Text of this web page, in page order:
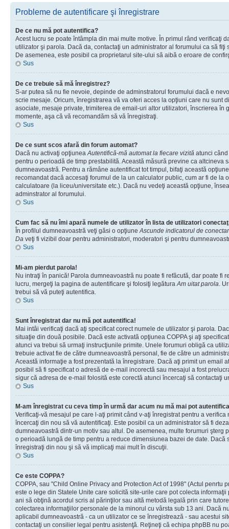
Probleme de autentificare şi înregistrare
De ce nu mă pot autentifica?
Acest lucru se poate întâmpla din mai multe motive. În primul rând verificaţi
utilizator şi parola. Dacă da, contactaţi un administrator al forumului ca să fiţi
De asemenea, este posibil ca proprietarul site-ului să aibă o eroare de
Sus
De ce trebuie să mă înregistrez?
S-ar putea să nu fie nevoie, depinde de adminstratorul forumului dacă e
scrie mesaje. Oricum, înregistrarea vă va oferi acces la opţiuni care nu sunt
asociate, mesaje private, trimiterea de email-uri altor utilizatori, înscrierea în
momente, aşa că vă recomandăm să vă înregistraţi.
Sus
De ce sunt scos afară din forum automat?
Dacă nu activaţi opţiuneaAutentifică-mă automat la fiecare vizită atunci
pentru o perioadă de timp prestabilită. Această măsură previne ca altcineva
dumneavoastră. Pentru a rămâne autentificat tot timpul, bifaţi această
recomandat dacă accesaţi forumul de la un calculator public, cum ar fi de la
calculatoare (la liceu/universitate etc.). Dacă nu vedeţi această opţiune,
adminstrator al forumului.
Sus
Cum fac să nu îmi apară numele de utilizator în lista de utilizatori
În profilul dumneavoastră veţi găsi o opţiuneAscunde indicatorul de
Da veţi fi vizibil doar pentru administratori, moderatori şi pentru
Sus
Mi-am pierdut parola!
Nu intraţi în panică! Parola dumneavoastră nu poate fi refăcută, dar poate fi
lucru, mergeţi la pagina de autentificare şi folosiţi legăturaAm uitat parola.
trebui să vă puteţi autentifica.
Sus
Sunt înregistrat dar nu mă pot autentifica!
Mai intâi verificaţi dacă aţi specificat corect numele de utilizator şi parola.
situaţie din două posibile. Dacă este activată opţiunea COPPA şi aţi
atunci va trebui să urmaţi instrucţiunile primite. Unele forumuri obligă ca
trebuie activat fie de către dumneavoastră personal, fie de către un
Această informaţie a fost prezentată la înregistrare. Dacă aţi primit un email
posibil să fi specificat o adresă de e-mail incorectă sau mesajul a fost
sigur că adresa de e-mail folosită este corectă atunci încercaţi să contactaţi
Sus
M-am înregistrat cu ceva timp în urmă dar acum nu mă mai pot
Verificaţi-vă mesajul pe care l-aţi primit când v-aţi înregistrat pentru a
încercaţi din nou să vă autentificaţi. Este posibil ca un administrator să fi
dumneavoastră dintr-un motiv sau altul. De asemenea, multe forumuri şterg
o perioadă lungă de timp pentru a reduce dimensiunea bazei de date. Dacă
înregistraţi din nou şi să vă implicaţi mai mult în discuţii.
Sus
Ce este COPPA?
COPPA, sau "Child Online Privacy and Protection Act of 1998" (Actul penrtu
este o lege din Statele Unite care solicită site-urile care pot colecta
ani să obţină acordul scris al părinţilor sau altă metodă legală prin care
colectarea informaţiilor personale de la minorul cu vârsta sub 13 ani. Dacă
aplicabil dumneavoastră - ca un utilizator ce se înregistrează - sau acestui
contactaţi un consilier legal pentru asistenţă. Reţineţi că echipa phpBB nu